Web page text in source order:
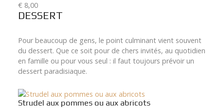
€ 8,00
DESSERT
Pour beaucoup de gens, le point culminant vient souvent
du dessert. Que ce soit pour de chers invités, au quotidien
en famille ou pour vous seul : il faut toujours prévoir un
dessert paradisiaque.
Strudel aux pommes ou aux abricots